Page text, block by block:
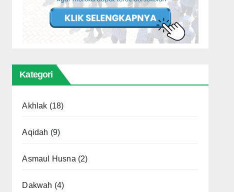
Kategori
Akhlak (18)
Aqidah (9)
Asmaul Husna (2)
Dakwah (4)